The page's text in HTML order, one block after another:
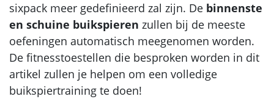
sixpack meer gedefinieerd zal zijn. De binnenste
en schuine buikspieren zullen bij de meeste
oefeningen automatisch meegenomen worden.
De fitnesstoestellen die besproken worden in dit
artikel zullen je helpen om een volledige
buikspiertraining te doen!